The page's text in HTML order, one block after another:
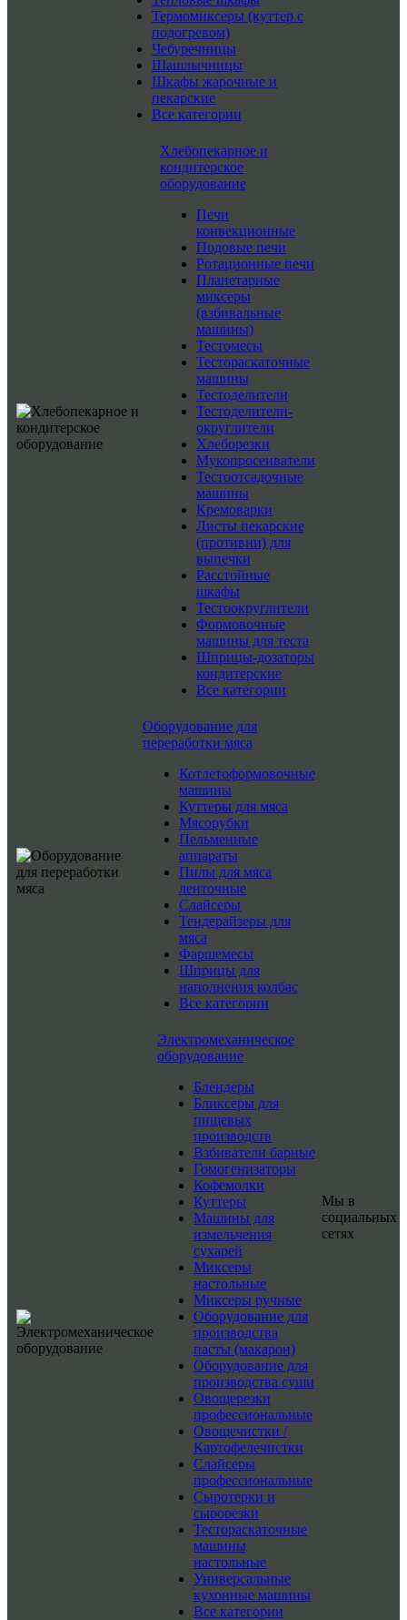
Термомиксеры (куттер с
подогревом)
Чебуречницы
Шашлычницы
Шкафы жарочные и
пекарские
Все категории
Хлебопекарное и
кондитерское
оборудование
Печи
конвекционные
Подовые печи
Ротационные печи
Планетарные
миксеры
(взбивальные
машины)
Тестомесы
Тестораскаточные
машины
Тестоделители
Тестоделители-
округлители
Хлеборезки
Мукопросеиватели
Тестоотсадочные
машины
Кремоварки
Листы пекарские
(противни) для
выпечки
Расстойные
шкафы
Тестоокруглители
Формовочные
машины для теста
Шприцы-дозаторы
кондитерские
Все категории
Оборудование для
переработки мяса
Котлетоформовочные
машины
Куттеры для мяса
Мясорубки
Пельменные
аппараты
Пилы для мяса
ленточные
Слайсеры
Тендерайзеры для
мяса
Фаршемесы
Шприцы для
наполнения колбас
Все категории
Электромеханическое
оборудование
Блендеры
Бликсеры для
пищевых
производств
Взбиватели барные
Гомогенизаторы
Кофемолки
Куттеры
Машины для
измельчения
сухарей
Миксеры
настольные
Миксеры ручные
Оборудование для
производства
пасты (макарон)
Оборудование для
производства суши
Овощерезки
профессиональные
Овощечистки /
Картофелечистки
Слайсеры
профессиональные
Сыротерки и
сырорезки
Тестораскаточные
машины
настольные
Универсальные
кухонные машины
Все категории
Мы в
социальных
сетях